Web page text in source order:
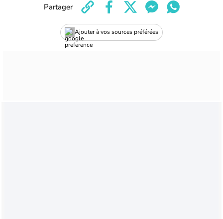
Ajouter à vos sources préférées
Partager